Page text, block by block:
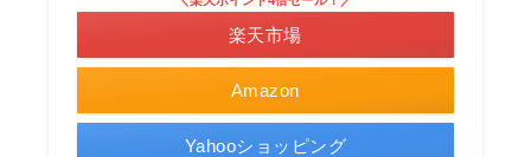
Amazon
楽天市場
Yahooショッピング